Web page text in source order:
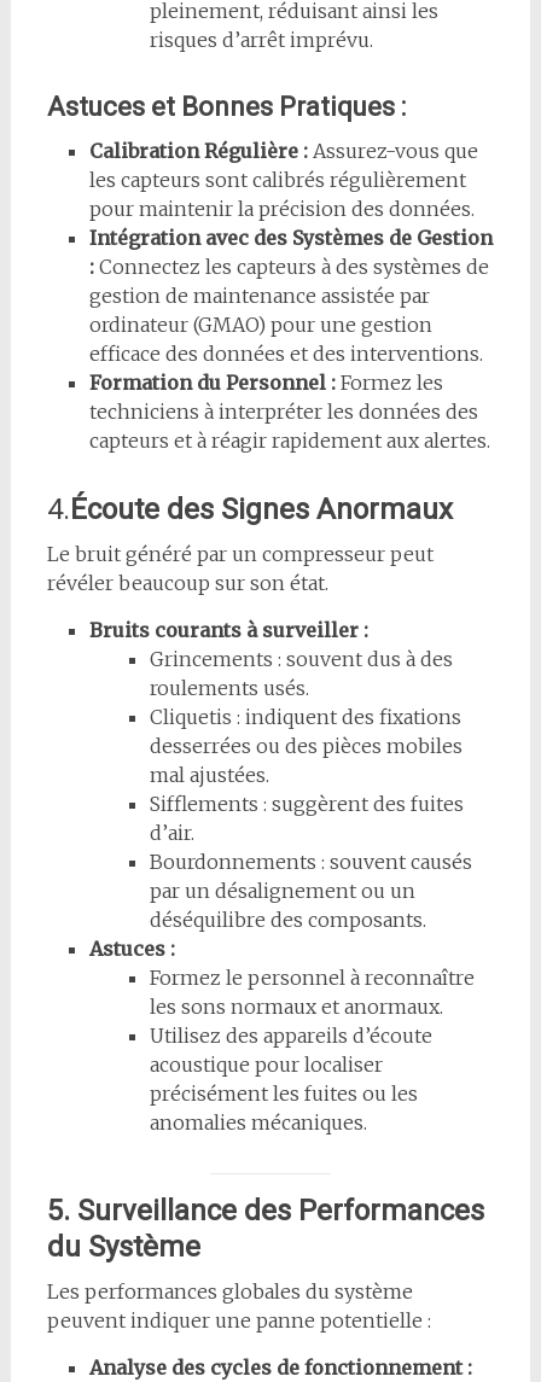
pleinement, réduisant ainsi les
risques d’arrêt imprévu.
Astuces et Bonnes Pratiques :
Calibration Régulière :Assurez-vous que
les capteurs sont calibrés régulièrement
pour maintenir la précision des données.
Intégration avec des Systèmes de Gestion
:Connectez les capteurs à des systèmes de
gestion de maintenance assistée par
ordinateur (GMAO) pour une gestion
efficace des données et des interventions.
Formation du Personnel :Formez les
techniciens à interpréter les données des
capteurs et à réagir rapidement aux alertes.
4. Écoute des Signes Anormaux
Le bruit généré par un compresseur peut
révéler beaucoup sur son état.
Bruits courants à surveiller :
Grincements : souvent dus à des
roulements usés.
Cliquetis : indiquent des fixations
desserrées ou des pièces mobiles
mal ajustées.
Sifflements : suggèrent des fuites
d’air.
Bourdonnements : souvent causés
par un désalignement ou un
déséquilibre des composants.
Astuces :
Formez le personnel à reconnaître
les sons normaux et anormaux.
Utilisez des appareils d’écoute
acoustique pour localiser
précisément les fuites ou les
anomalies mécaniques.
5. Surveillance des Performances
du Système
Les performances globales du système
peuvent indiquer une panne potentielle :
Analyse des cycles de fonctionnement :